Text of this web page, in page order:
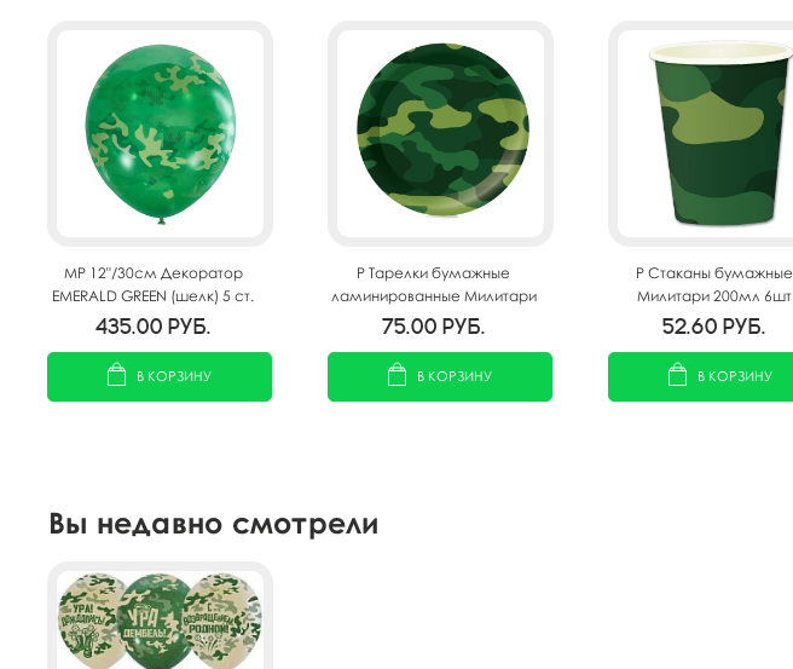
MP 12"/30см Декоратор
EMERALD GREEN (шелк) 5 ст.
рис Милитари 25шт
435.00 руб.
В КОРЗИНУ
P Тарелки бумажные
ламинированные Милитари
23см 6шт
75.00 руб.
В КОРЗИНУ
P Стаканы бумажные
Милитари 200мл 6шт
52.60 руб.
В КОРЗИНУ
Вы недавно смотрели